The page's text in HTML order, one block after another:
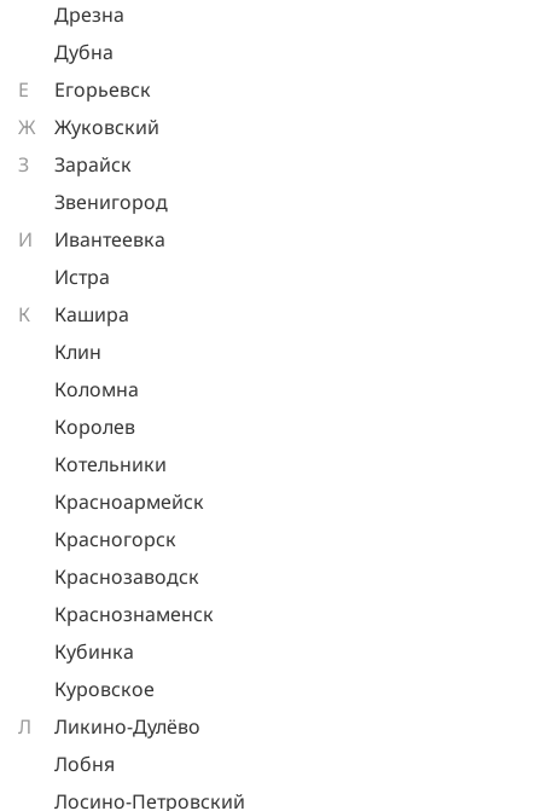
Дрезна
Дубна
Е
Егорьевск
Ж
Жуковский
З
Зарайск
Звенигород
И
Ивантеевка
Истра
К
Кашира
Клин
Коломна
Королев
Котельники
Красноармейск
Красногорск
Краснозаводск
Краснознаменск
Кубинка
Куровское
Л
Ликино-Дулёво
Лобня
Лосино-Петровский